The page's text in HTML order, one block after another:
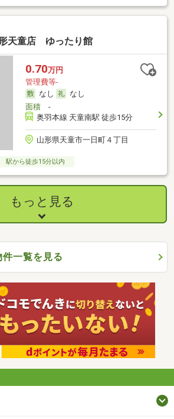
天童店 ゆったり館
0.70万円
管理費等-
なし
なし
面積-
奥羽本線 天童南駅 徒歩15分
山形県天童市一日町４丁目
駅から徒歩15分以内
もっと見る
一覧を見る